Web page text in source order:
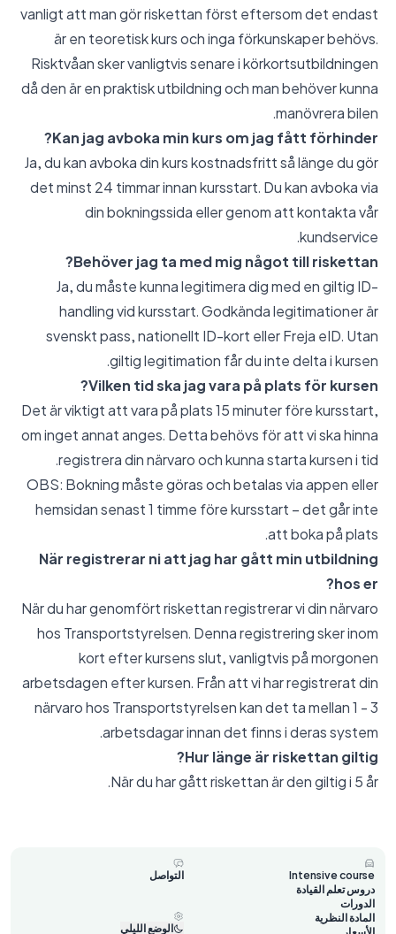
vanligt att man gör riskettan först eftersom det endast
är en teoretisk kurs och inga förkunskaper behövs.
Risktvåan sker vanligtvis senare i körkortsutbildningen
då den är en praktisk utbildning och man behöver kunna
manövrera bilen.
Kan jag avboka min kurs om jag fått förhinder?
Ja, du kan avboka din kurs kostnadsfritt så länge du gör
det minst 24 timmar innan kursstart. Du kan avboka via
din bokningssida eller genom att kontakta vår
kundservice.
Behöver jag ta med mig något till riskettan?
Ja, du måste kunna legitimera dig med en giltig ID-
handling vid kursstart. Godkända legitimationer är
svenskt pass, nationellt ID-kort eller Freja eID. Utan
giltig legitimation får du inte delta i kursen.
Vilken tid ska jag vara på plats för kursen?
Det är viktigt att vara på plats 15 minuter före kursstart,
om inget annat anges. Detta behövs för att vi ska hinna
registrera din närvaro och kunna starta kursen i tid.
OBS: Bokning måste göras och betalas via appen eller
hemsidan senast 1 timme före kursstart – det går inte
att boka på plats.
När registrerar ni att jag har gått min utbildning
hos er?
När du har genomfört riskettan registrerar vi din närvaro
hos Transportstyrelsen. Denna registrering sker inom
kort efter kursens slut, vanligtvis på morgonen
arbetsdagen efter kursen. Från att vi har registrerat din
närvaro hos Transportstyrelsen kan det ta mellan 1 - 3
arbetsdagar innan det finns i deras system.
Hur länge är riskettan giltig?
När du har gått riskettan är den giltig i 5 år.
Intensive course
دروس تعلم القيادة
الدورات
المادة النظرية
التواصل
الوضع الليلي